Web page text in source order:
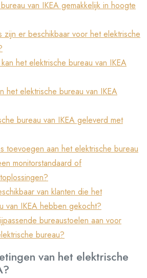
van IKEA gemakkelijk in hoogte
zijn er beschikbaar voor het elektrische
het elektrische bureau van IKEA
het elektrische bureau van IKEA
bureau van IKEA geleverd met
toevoegen aan het elektrische bureau
monitorstandaard of
van klanten die het
van IKEA hebben gekocht?
bureaustoelen aan voor
bureau?
van het elektrische